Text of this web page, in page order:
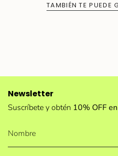
TAMBIÉN TE PUEDE
Newsletter
Suscríbete y obtén 10% OFF